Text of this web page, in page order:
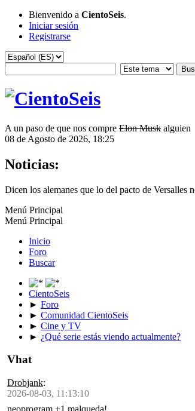
Bienvenido a CientoSeis.
Iniciar sesión
Registrarse
A un paso de que nos compre Elon Musk alguien
08 de Agosto de 2026, 18:25
Noticias:
Dicen los alemanes que lo del pacto de Versalles
Menú Principal
Menú Principal
Inicio
Foro
Buscar
CientoSeis
► Foro
► Comunidad CientoSeis
► Cine y TV
► ¿Qué serie estás viendo actualmente?
Vhat
Drobjank:
2026-08-03, 11:13:10